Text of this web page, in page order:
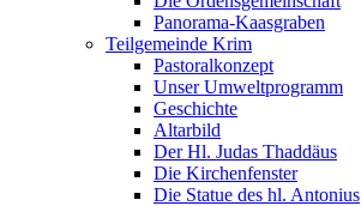
Panorama-Kaasgraben
Teilgemeinde Krim
Pastoralkonzept
Unser Umweltprogramm
Geschichte
Altarbild
Der Hl. Judas Thaddäus
Die Kirchenfenster
Die Statue des hl. Antonius